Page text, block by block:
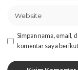
Simpan nama, email,
komentar saya